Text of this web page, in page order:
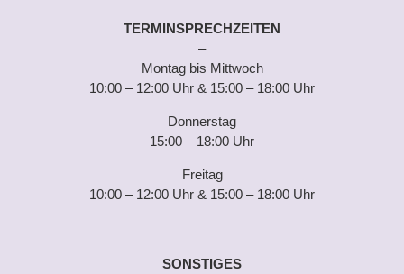
TERMINSPRECHZEITEN
–
Montag bis Mittwoch
10:00 – 12:00 Uhr & 15:00 – 18:00 Uhr
Donnerstag
15:00 – 18:00 Uhr
Freitag
10:00 – 12:00 Uhr & 15:00 – 18:00 Uhr
SONSTIGES